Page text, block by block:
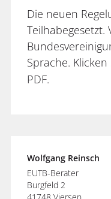
Die neuen
Teilhabegesetzt.
Sprache. Klicken
PDF.
Wolfgang Reinsch
EUTB-Berater
Burgfeld 2